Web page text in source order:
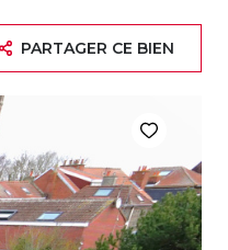
PARTAGER CE BIEN